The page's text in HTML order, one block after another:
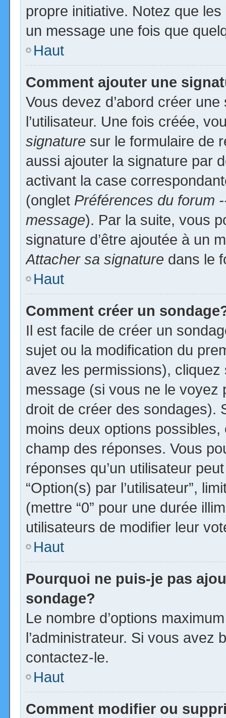
propre initiative. Notez que
un message une fois que
Haut
Comment ajouter une
Vous devez d’abord créer
l’utilisateur. Une fois créée,
signature sur le formulaire de
aussi ajouter la signature par
activant la case
(onglet Préférences du forum
message). Par la suite, vous
signature d’être ajoutée à un
Attacher sa signature dans le
Haut
Comment créer un
Il est facile de créer un
sujet ou la modification du
avez les permissions), cliquez
message (si vous ne le voyez
droit de créer des sondages).
moins deux options
champ des réponses. Vous
réponses qu’un utilisateur
“Option(s) par l’utilisateur”,
(mettre “0” pour une durée
utilisateurs de modifier leur
Haut
Pourquoi ne puis-je pas
sondage?
Le nombre d’options
l’administrateur. Si vous avez
contactez-le.
Haut
Comment modifier ou